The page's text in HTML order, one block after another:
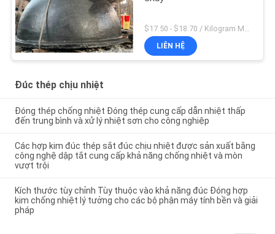
$17.50 - $18.70 / Kilogram MOQ:100 kilôgam / kilôgam
LIÊN HỆ
Đúc thép chịu nhiệt
Đóng thép chống nhiệt Đóng thép cung cấp dẫn nhiệt thấp
đến trung bình và xử lý nhiệt sơn cho công nghiệp
Các hợp kim đúc thép sắt đúc chịu nhiệt được sản xuất bằng
công nghệ dập tắt cung cấp khả năng chống nhiệt và mòn
vượt trội
Kích thước tùy chỉnh Tùy thuộc vào khả năng đúc Đóng hợp
kim chống nhiệt lý tưởng cho các bộ phận máy tính bền và giải
pháp